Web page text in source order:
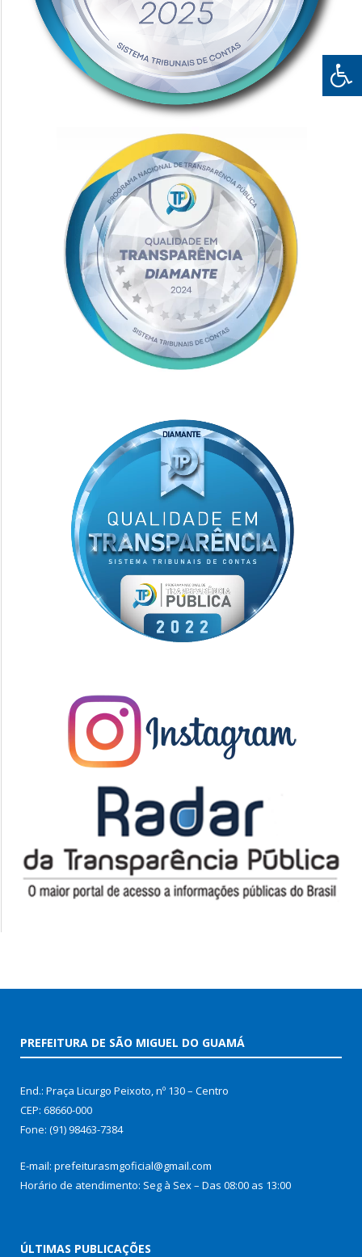
PREFEITURA DE SÃO MIGUEL DO GUAMÁ
End.: Praça Licurgo Peixoto, nº 130 – Centro
CEP: 68660-000
Fone: (91) 98463-7384
E-mail: prefeiturasmgoficial@gmail.com
Horário de atendimento: Seg à Sex – Das 08:00 as 13:00
ÚLTIMAS PUBLICAÇÕES